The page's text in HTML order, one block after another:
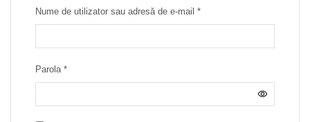
Nume de utilizator sau adresă de e-mail *Necesar
Parola *Necesar